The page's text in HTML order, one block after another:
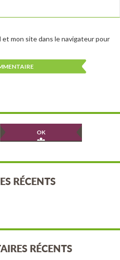
et mon site dans le navigateur pour
RÉCENTS
RÉCENTS